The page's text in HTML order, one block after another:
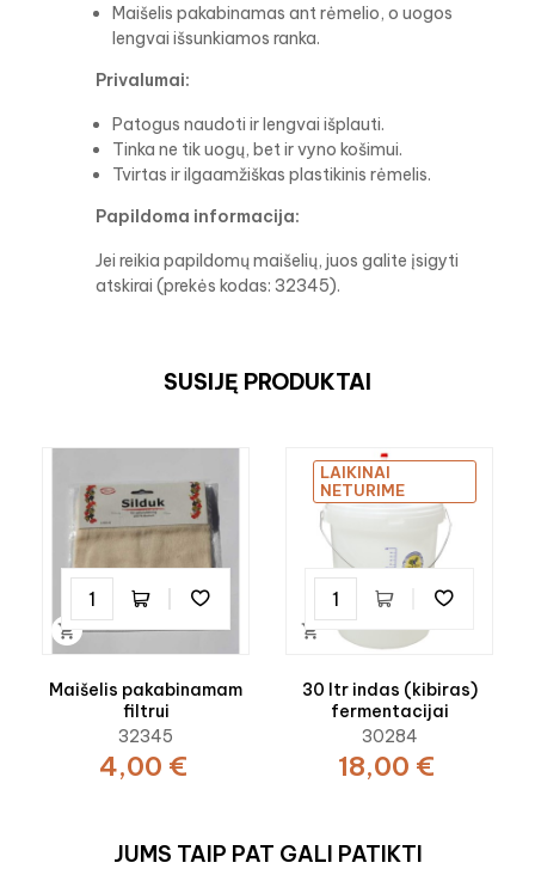
Maišelis pakabinamas ant rėmelio, o uogos
lengvai išsunkiamos ranka.
Privalumai:
Patogus naudoti ir lengvai išplauti.
Tinka ne tik uogų, bet ir vyno košimui.
Tvirtas ir ilgaamžiškas plastikinis rėmelis.
Papildoma informacija:
Jei reikia papildomų maišelių, juos galite įsigyti
atskirai (prekės kodas: 32345).
SUSIJĘ PRODUKTAI

Maišelis pakabinamam
filtrui
32345
4,00 €

LAIKINAI
NETURIME
30 ltr indas (kibiras)
fermentacijai
30284
18,00 €
JUMS TAIP PAT GALI PATIKTI